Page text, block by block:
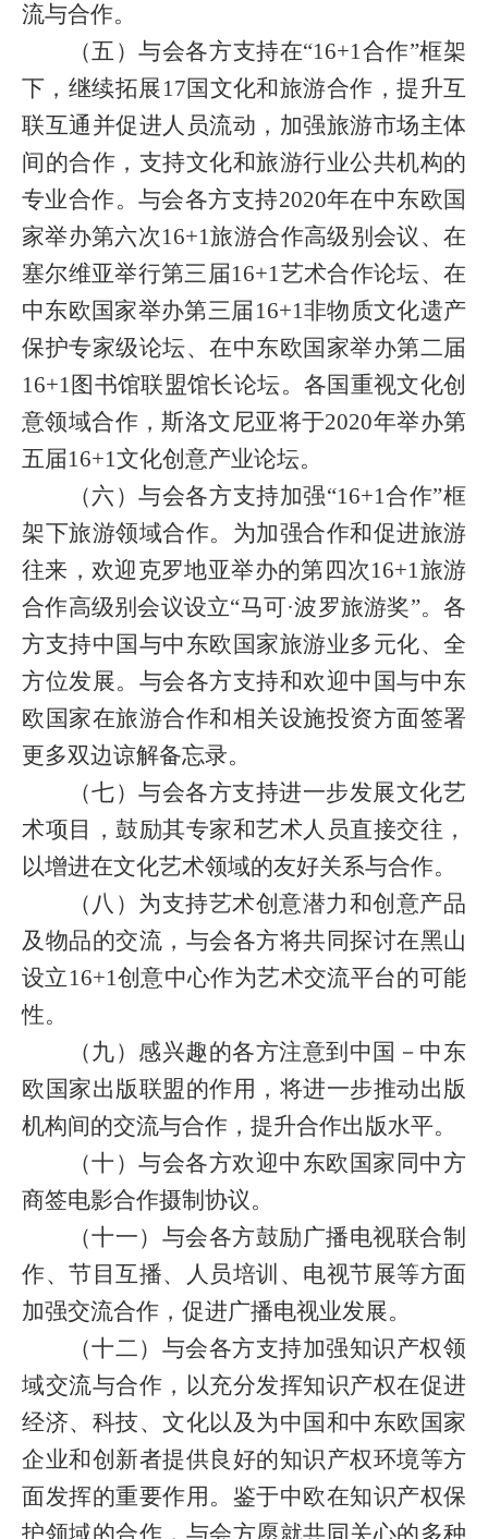
流与合作。
（五）与会各方支持在“16+1合作”框架
下，继续拓展17国文化和旅游合作，提升互
联互通并促进人员流动，加强旅游市场主体
间的合作，支持文化和旅游行业公共机构的
专业合作。与会各方支持2020年在中东欧国
家举办第六次16+1旅游合作高级别会议、在
塞尔维亚举行第三届16+1艺术合作论坛、在
中东欧国家举办第三届 16+1非物质文化遗产
保护专家级论坛、在中东欧国家举办第二届
16+1图书馆联盟馆长论坛。各国重视文化创
意领域合作，斯洛文尼亚将于2020年举办第
五届16+1文化创意产业论坛。
（六）与会各方支持加强“16+1合作”框
架下旅游领域合作。为加强合作和促进旅游
往来，欢迎克罗地亚举办的第四次16+1旅游
合作高级别会议设立“马可·波罗旅游奖”。各
方支持中国与中东欧国家旅游业多元化、全
方位发展。与会各方支持和欢迎中国与中东
欧国家在旅游合作和相关设施投资方面签署
更多双边谅解备忘录。
（七）与会各方支持进一步发展文化艺
术项目，鼓励其专家和艺术人员直接交往，
以增进在文化艺术领域的友好关系与合作。
（八）为支持艺术创意潜力和创意产品
及物品的交流，与会各方将共同探讨在黑山
设立16+1创意中心作为艺术交流平台的可能
性。
（九）感兴趣的各方注意到中国－中东
欧国家出版联盟的作用，将进一步推动出版
机构间的交流与合作，提升合作出版水平。
（十）与会各方欢迎中东欧国家同中方
商签电影合作摄制协议。
（十一）与会各方鼓励广播电视联合制
作、节目互播、人员培训、电视节展等方面
加强交流合作，促进广播电视业发展。
（十二）与会各方支持加强知识产权领
域交流与合作，以充分发挥知识产权在促进
经济、科技、文化以及为中国和中东欧国家
企业和创新者提供良好的知识产权环境等方
面发挥的重要作用。鉴于中欧在知识产权保
护领域的合作，与会方愿就共同关心的多种